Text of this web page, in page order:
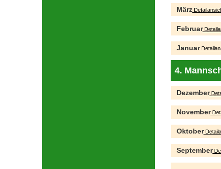
März
Februar
Januar
4.
Dezember
November
Oktober
September